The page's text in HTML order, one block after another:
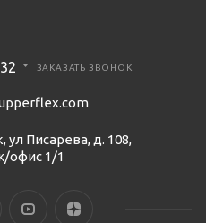
ЗАКАЗАТЬ ЗВОНОК
ул Писарева, д. 108,
офис 1/1